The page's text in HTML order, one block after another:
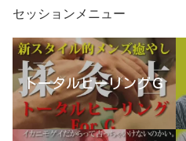
セッションメニュー
トータルヒーリングＧ